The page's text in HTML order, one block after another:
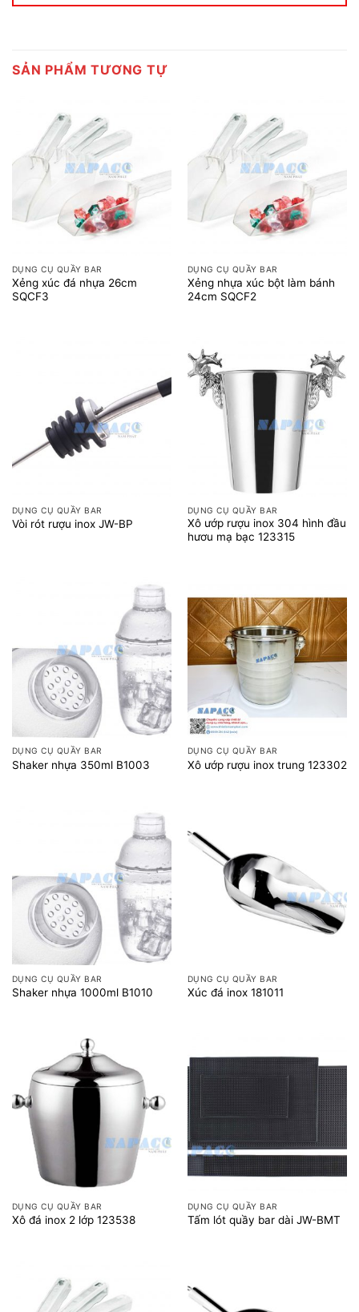
SẢN PHẨM TƯƠNG TỰ
DỤNG CỤ QUẦY BAR
Xẻng xúc đá nhựa 26cm
SQCF3
DỤNG CỤ QUẦY BAR
Xẻng nhựa xúc bột làm bánh
24cm SQCF2
DỤNG CỤ QUẦY BAR
Vòi rót rượu inox JW-BP
DỤNG CỤ QUẦY BAR
Xô ướp rượu inox 304 hình đầu
hươu mạ bạc 123315
DỤNG CỤ QUẦY BAR
Shaker nhựa 350ml B1003
DỤNG CỤ QUẦY BAR
Xô ướp rượu inox trung 123302
DỤNG CỤ QUẦY BAR
Shaker nhựa 1000ml B1010
DỤNG CỤ QUẦY BAR
Xúc đá inox 181011
DỤNG CỤ QUẦY BAR
Xô đá inox 2 lớp 123538
DỤNG CỤ QUẦY BAR
Tấm lót quầy bar dài JW-BMT